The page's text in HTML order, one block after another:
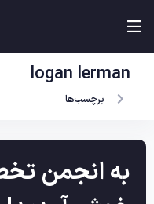
logan lerman
برچسب‌ها
به انجمن